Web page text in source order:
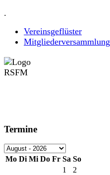
.
Vereinsgeflüster
Mitgliederversammlung
Termine
Mo Di Mi Do Fr Sa So
1
2